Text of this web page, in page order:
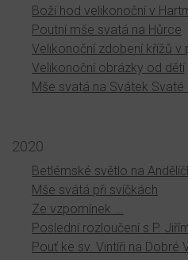
Boží hod velikonoční v
Poutní mše svatá na Hůrce
Velikonoční zdobení křížů v
Velikonoční obrázky od dětí
Mše svatá na Svátek Svaté
2020
Betlémské světlo na
Mše svátá při svíčkách
Ze vzpomínek ...
Poslední rozloučení s P.
Pouť ke sv. Vintíři na Dobré